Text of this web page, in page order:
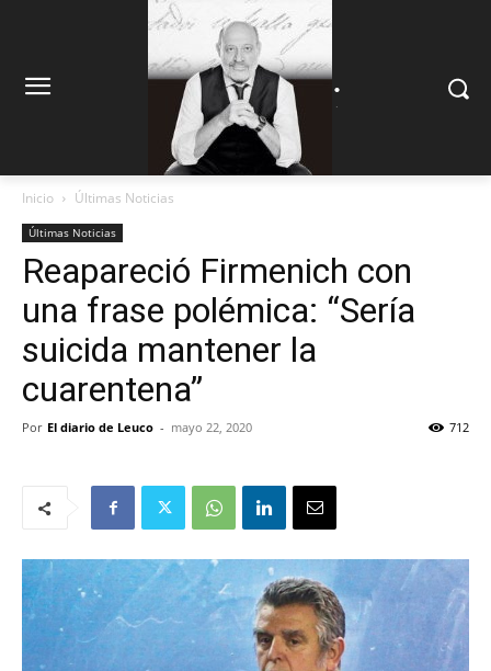
.
Inicio Últimas Noticias
Últimas Noticias
Reapareció Firmenich con
una frase polémica: “Sería
suicida mantener la
cuarentena”
Por El diario de Leuco - mayo 22, 2020 712